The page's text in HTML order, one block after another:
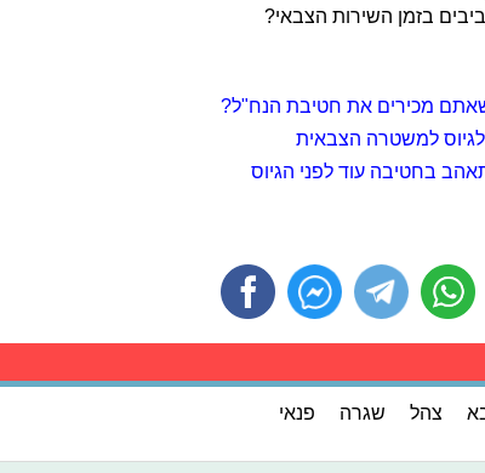
בזמן השירות הצבאי?
שאתם מכירים את חטיבת הנח"ל?
לגיוס למשטרה הצבאית
בחטיבה עוד לפני הגיוס
צהל שגרה פנאי